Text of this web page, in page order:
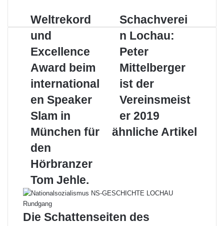
Weltrekord
und
Excellence
Award
internationalen
Speaker
Slam
in
München
für
den
Hörbranzer
Tom
Jehle.
Weltrekord
und
Excellence
Award beim
international
en Speaker
Slam in
München für
den
Hörbranzer
Tom Jehle.
Schachverein
Lochau:
Peter
Mittelberger
der
Vereinsmeister
2019
Schachverei
n Lochau:
Peter
Mittelberger
ist der
Vereinsmeist
er 2019
ähnliche Artikel
Die Schattenseiten des